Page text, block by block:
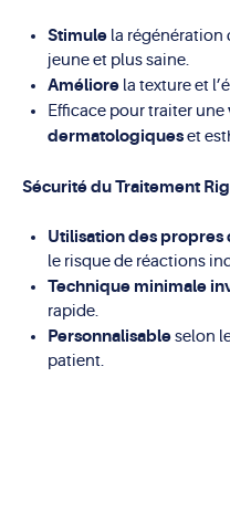
Stimule la régénération
jeune et plus saine.
Améliore la texture et
Efficace pour traiter une
dermatologiqueset
Sécurité du Traitement
Utilisation des propres
le risque de réactions
Technique minimale
rapide.
Personnalisableselon
patient.